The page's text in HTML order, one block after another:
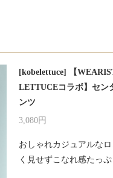
[kobelettuce] 【
LETTUCEコラボ】セン
ンツ
3,080円
おしゃれカジュアルな
く見せずこなれ感たっ